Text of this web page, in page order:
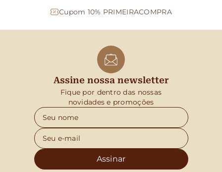
Cupom 10% PRIMEIRACOMPRA
Assine nossa newsletter
Fique por dentro das nossas
novidades e promoções
Assinar